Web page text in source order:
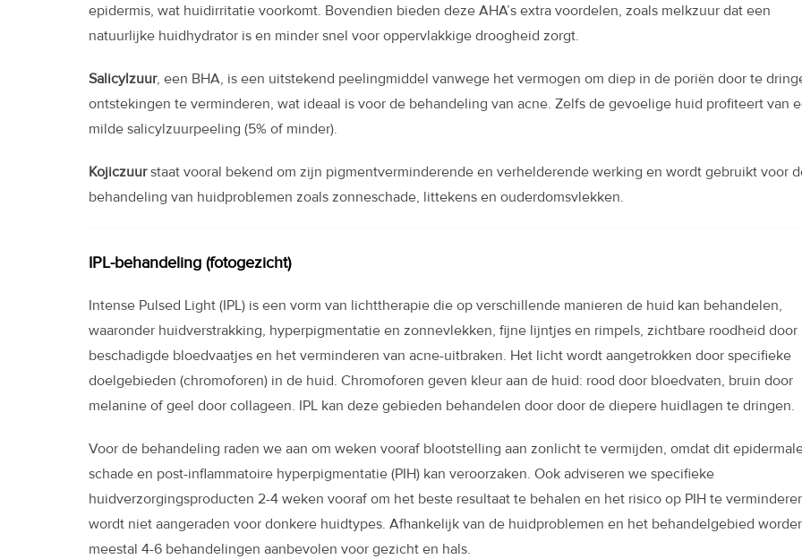
epidermis, wat huidirritatie voorkomt. Bovendien bieden deze AHA’s extra voordelen, zoals melkzuur dat een
natuurlijke huidhydrator is en minder snel voor oppervlakkige droogheid zorgt.
Salicylzuur, een BHA, is een uitstekend peelingmiddel vanwege het vermogen om diep in de poriën door te
ontstekingen te verminderen, wat ideaal is voor de behandeling van acne. Zelfs de gevoelige huid profiteert van
milde salicylzuurpeeling (5% of minder).
Kojiczuurstaat vooral bekend om zijn pigmentverminderende en verhelderende werking en wordt gebruikt voor
behandeling van huidproblemen zoals zonneschade, littekens en ouderdomsvlekken.
IPL-behandeling (fotogezicht)
Intense Pulsed Light (IPL) is een vorm van lichttherapie die op verschillende manieren de huid kan behandelen,
waaronder huidverstrakking, hyperpigmentatie en zonnevlekken, fijne lijntjes en rimpels, zichtbare roodheid door
beschadigde bloedvaatjes en het verminderen van acne-uitbraken. Het licht wordt aangetrokken door specifieke
doelgebieden (chromoforen) in de huid. Chromoforen geven kleur aan de huid: rood door bloedvaten, bruin door
melanine of geel door collageen. IPL kan deze gebieden behandelen door door de diepere huidlagen te dringen.
Voor de behandeling raden we aan om weken vooraf blootstelling aan zonlicht te vermijden, omdat dit
schade en post-inflammatoire hyperpigmentatie (PIH) kan veroorzaken. Ook adviseren we specifieke
huidverzorgingsproducten 2-4 weken vooraf om het beste resultaat te behalen en het risico op PIH te
wordt niet aangeraden voor donkere huidtypes. Afhankelijk van de huidproblemen en het behandelgebied
meestal 4-6 behandelingen aanbevolen voor gezicht en hals.